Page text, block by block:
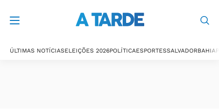
ÚLTIMAS NOTÍCIASELEIÇÕES 2026POLÍTICAESPORTESSALVADORBAHIA